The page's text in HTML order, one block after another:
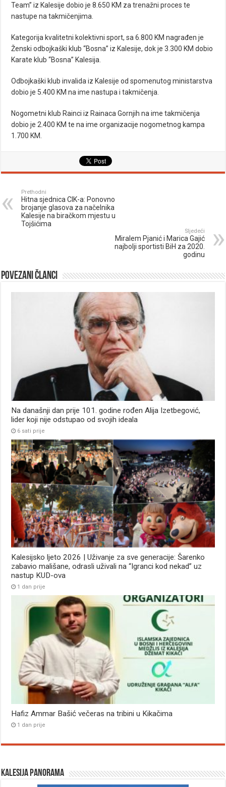
Team” iz Kalesije dobio je 8.650 KM za trenažni proces te
nastupe na takmičenjima.
Kategorija kvalitetni kolektivni sport, sa 6.800 KM nagrađen je
Ženski odbojkaški klub “Bosna” iz Kalesije, dok je 3.300 KM dobio
Karate klub “Bosna” Kalesija.
Odbojkaški klub invalida iz Kalesije od spomenutog ministarstva
dobio je 5.400 KM na ime nastupa i takmičenja.
Nogometni klub Rainci iz Rainaca Gornjih na ime takmičenja
dobio je 2.400 KM te na ime organizacije nogometnog kampa
1.700 KM.
Prethodni
Hitna sjednica CIK-a: Ponovno
brojanje glasova za načelnika
Kalesije na biračkom mjestu u
Tojšićima
Sljedeći
Miralem Pjanić i Marica Gajić
najbolji sportisti BiH za 2020.
godinu
Povezani članci
Na današnji dan prije 101. godine rođen Alija Izetbegović,
lider koji nije odstupao od svojih ideala
6 sati prije
Kalesijsko ljeto 2026 | Uživanje za sve generacije: Šarenko
zabavio mališane, odrasli uživali na “Igranci kod nekad” uz
nastup KUD-ova
1 dan prije
Hafiz Ammar Bašić večeras na tribini u Kikačima
1 dan prije
Kalesija panorama